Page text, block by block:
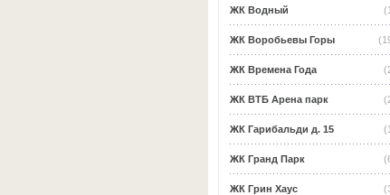
ЖК Водный
ЖК Воробьевы Горы
ЖК Времена Года
ЖК ВТБ Арена парк
ЖК Гарибальди д. 15
ЖК Гранд Парк
ЖК Грин Хаус